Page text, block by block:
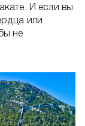
И если вы
или
не